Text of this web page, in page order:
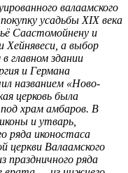
валаамского
усадьбы XIX века
Саастомойнену и
Хейнявеси, а выбор
главном здании
и Германа
названием «Ново-
церковь была
храм амбаров. В
и утварь,
ряда иконостаса
церкви Валаамского
праздничного ряда